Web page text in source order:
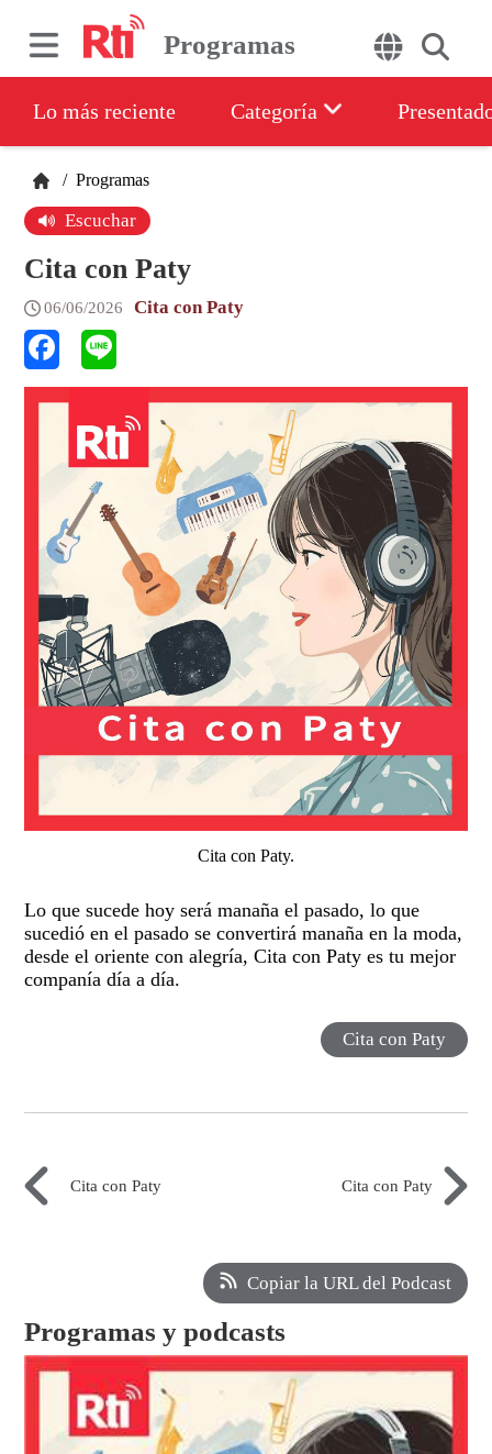
Programas
Lo más reciente Categoría
/ Programas
Escuchar
Cita con Paty
06/06/2026 Cita con Paty
Cita con Paty.
Lo que sucede hoy será manaña el pasado, lo que
sucedió en el pasado se convertirá manaña en la moda,
desde el oriente con alegría, Cita con Paty es tu mejor
companía día a día.
Cita con Paty
Cita con Paty Cita con Paty
Copiar la URL del Podcast
Programas y podcasts